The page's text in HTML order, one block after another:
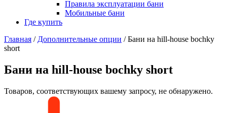
Правила эксплуатации бани
Мобильные бани
Где купить
Главная / Дополнительные опции / Бани на hill-house bochky
short
Бани на hill-house bochky short
Товаров, соответствующих вашему запросу, не обнаружено.